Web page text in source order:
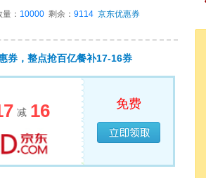
量： 10000 剩余： 9114 京东优惠券
券，整点抢百亿餐补17-16券
减 16 免费
已经领完